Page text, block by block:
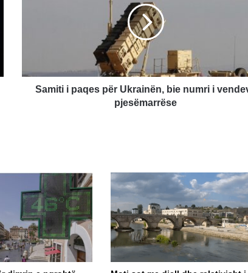
vendeve
pjesëmarrëse
Samiti i paqes për Ukrainën, bie numri i
pjesëmarrëse